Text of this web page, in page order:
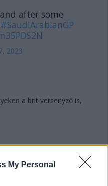
My Personal
after some
#SaudiArabianGP
2023
a brit versenyző is,
T-kameráiból jól látszik: a
termékét